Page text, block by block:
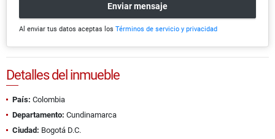
Enviar mensaje
Al enviar tus datos aceptas los Términos de servicio y privacidad
Detalles del inmueble
País: Colombia
Departamento: Cundinamarca
Ciudad: Bogotá D.C.